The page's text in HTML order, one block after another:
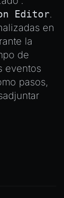
Editor.
en
la
de
eventos
pasos,